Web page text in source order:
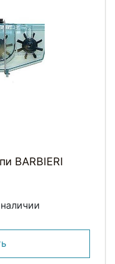
BARBIERI